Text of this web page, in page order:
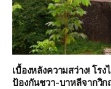
เบื้องหลังความสว่าง! โร
ป้องกันชวา-บาหลีจากวิ